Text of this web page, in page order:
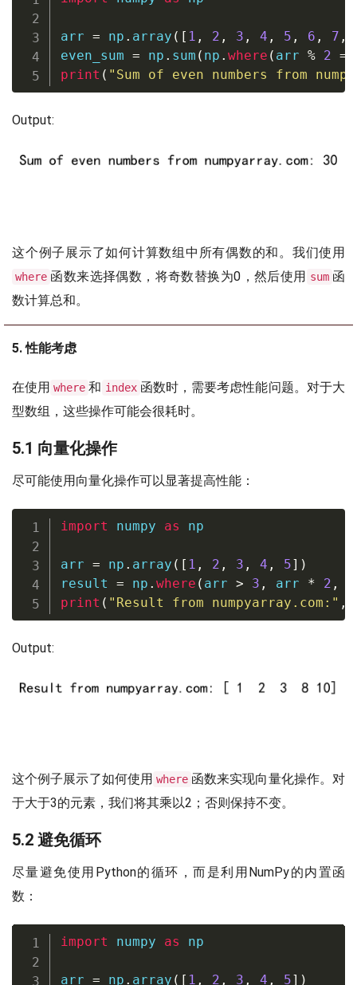
arr = np . array ( [ 1 , 2 , 3 , 4 , 5 , 6 , 7 ,
even_sum = np . sum ( np . where ( arr % 2 ==
print ( "Sum of even numbers from
Output:
这个例子展示了如何计算数组中所有偶数的和。我们使用
where 函数来选择偶数，将奇数替换为0，然后使用 sum 函
数计算总和。
5. 性能考虑
在使用 where 和 index 函数时，需要考虑性能问题。对于大
型数组，这些操作可能会很耗时。
5.1 向量化操作
尽可能使用向量化操作可以显著提高性能：
import numpy as np
arr = np . array ( [ 1 , 2 , 3 , 4 , 5] )
result = np . where ( arr > 3 , arr * 2 ,
print ( "Result from numpyarray.com:" ,
Output:
这个例子展示了如何使用 where 函数来实现向量化操作。对
于大于3的元素，我们将其乘以2；否则保持不变。
5.2 避免循环
尽量避免使用Python的循环，而是利用NumPy的内置函
数：
import numpy as np
arr = np . array ( [ 1 , 2 , 3 , 4 , 5] )